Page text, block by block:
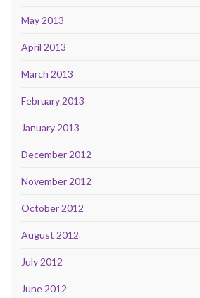
May 2013
April 2013
March 2013
February 2013
January 2013
December 2012
November 2012
October 2012
August 2012
July 2012
June 2012